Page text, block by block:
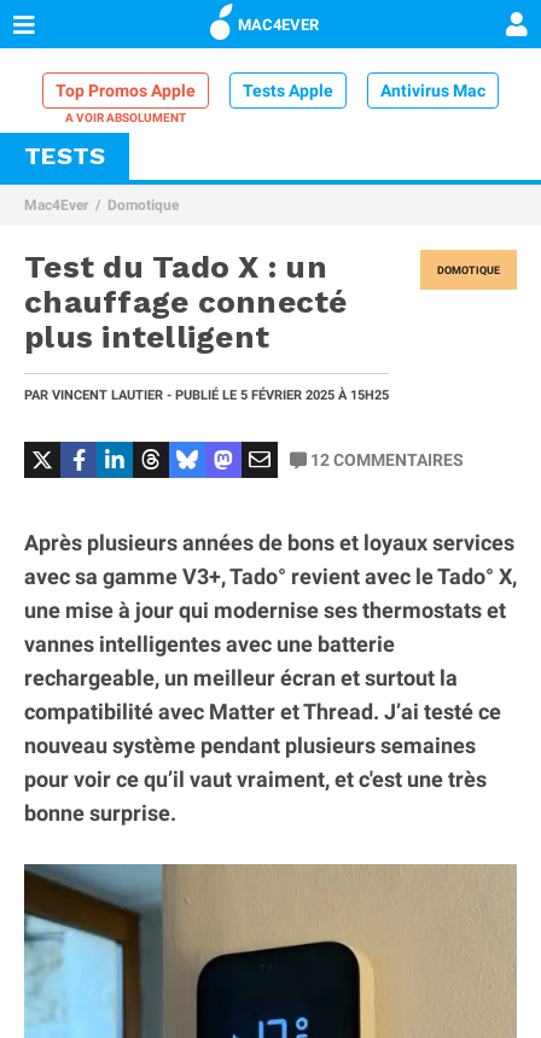
MAC4EVER
Top Promos Apple Tests Apple Antivirus Mac
VPN Mac
Comparatif iPhone
TESTS
Mac4Ever Domotique
DOMOTIQUE
Test du Tado X : un
chauffage connecté
plus intelligent
PAR VINCENT LAUTIER - PUBLIÉ LE 5 FÉVRIER 2025 À 15H25
12COMMENTAIRES
Après plusieurs années de bons et loyaux services
avec sa gamme V3+, Tado° revient avec le Tado° X,
une mise à jour qui modernise ses thermostats et
vannes intelligentes avec une batterie
rechargeable, un meilleur écran et surtout la
compatibilité avec Matter et Thread. J’ai testé ce
nouveau système pendant plusieurs semaines
pour voir ce qu’il vaut vraiment, et c'est une très
bonne surprise.